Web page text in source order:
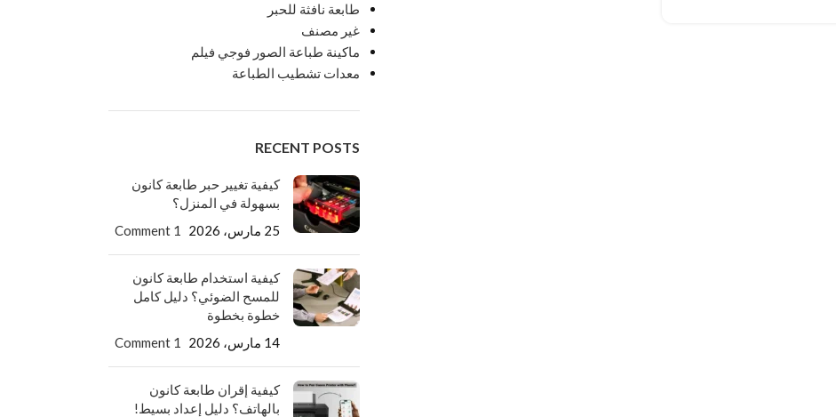
طابعة نافثة للحبر
غير مصنف
ماكينة طباعة الصور فوجي فيلم
معدات تشطيب الطباعة
RECENT POSTS
كيفية تغيير حبر طابعة كانون
بسهولة في المنزل؟
25 مارس، 2026
1 Comment
كيفية استخدام طابعة كانون
للمسح الضوئي؟ دليل كامل
خطوة بخطوة
14 مارس، 2026
1 Comment
كيفية إقران طابعة كانون
بالهاتف؟ دليل إعداد بسيط!